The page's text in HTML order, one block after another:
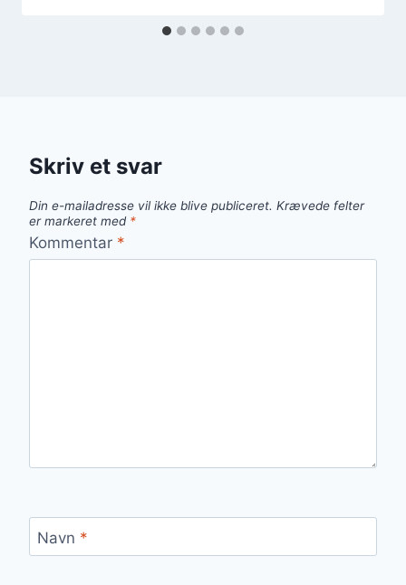
Skriv et svar
Din e-mailadresse vil ikke blive publiceret. Krævede felter
er markeret med *
Kommentar *
Navn *